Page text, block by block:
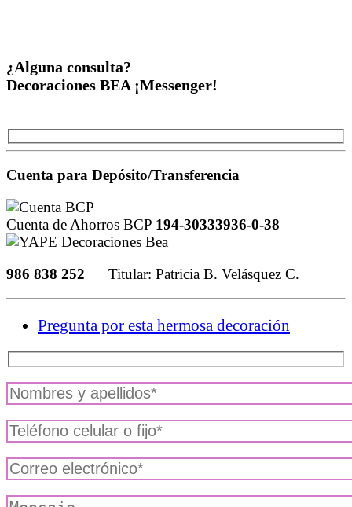
¿Alguna consulta?
Decoraciones BEA ¡Messenger!
Cuenta para Depósito/Transferencia
Cuenta de Ahorros BCP 194-30333936-0-38
986 838 252 Titular: Patricia B. Velásquez C.
Pregunta por esta hermosa decoración